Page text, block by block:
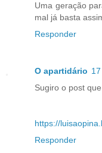
Uma geração
mal já basta
Responder
O apartidário
Sugiro o post
https://
Responder